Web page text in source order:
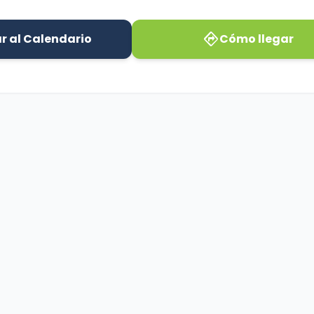
al Calendario directionsCómo llegar